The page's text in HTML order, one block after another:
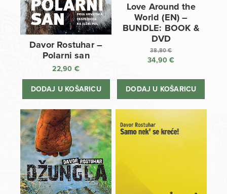
Davor Rostuhar –
Polarni san
22,90 €
DODAJ U KOŠARICU
Love Around the
World (EN) –
BUNDLE: BOOK &
DVD
38,80€
Izvorna
bila
34,90€
cijena
DODAJ U KOŠARICU